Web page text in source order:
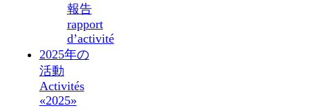
報告
rapport
d’activité
2025年の
活動
Activités
«2025»